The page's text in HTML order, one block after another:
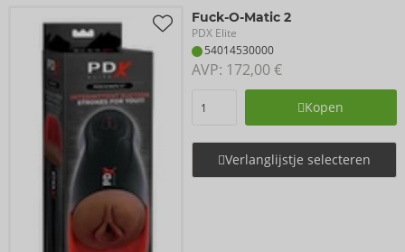
Fuck-O-Matic 2
PDX Elite
54014530000
AVP: 172,00 €
Kopen
Verlanglijstje selecteren